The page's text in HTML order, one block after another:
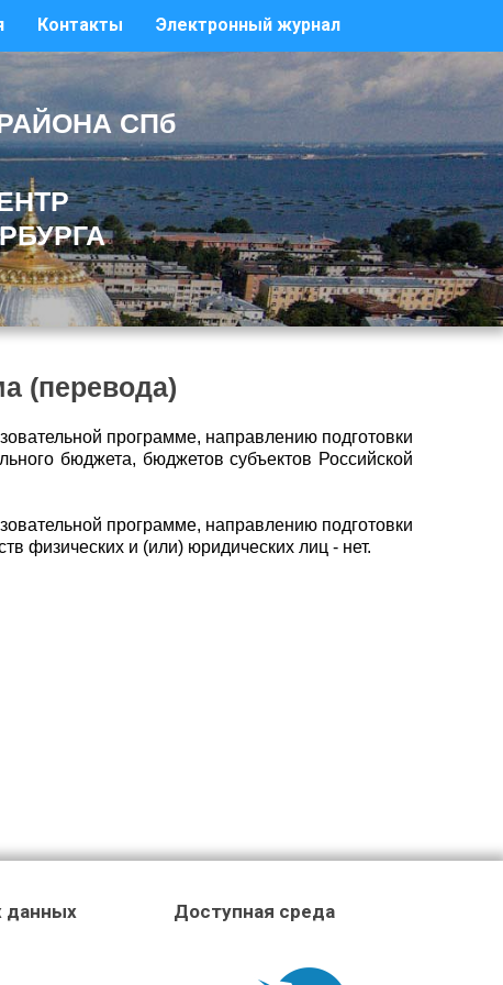
Контакты Электронный журнал
СПб
(перевода)
программе, направлению подготовки
бюджета, бюджетов субъектов Российской
программе, направлению подготовки
физических и (или) юридических лиц - нет.
данных Доступная среда